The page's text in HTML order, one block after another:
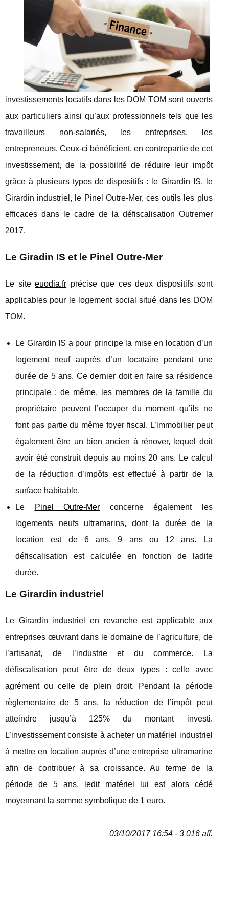
investissements locatifs dans les DOM TOM sont ouverts
aux particuliers ainsi qu’aux professionnels tels que les
travailleurs non-salariés, les entreprises, les
entrepreneurs. Ceux-ci bénéficient, en contrepartie de cet
investissement, de la possibilité de réduire leur impôt
grâce à plusieurs types de dispositifs : le Girardin IS, le
Girardin industriel, le Pinel Outre-Mer, ces outils les plus
efficaces dans le cadre de la défiscalisation Outremer
2017.
Le Giradin IS et le Pinel Outre-Mer
Le siteeuodia.fr précise que ces deux dispositifs sont
applicables pour le logement social situé dans les DOM
TOM.
Le Girardin IS a pour principe la mise en location d’un
logement neuf auprès d’un locataire pendant une
durée de 5 ans. Ce dernier doit en faire sa résidence
principale ; de même, les membres de la famille du
propriétaire peuvent l’occuper du moment qu’ils ne
font pas partie du même foyer fiscal. L’immobilier peut
également être un bien ancien à rénover, lequel doit
avoir été construit depuis au moins 20 ans. Le calcul
de la réduction d’impôts est effectué à partir de la
surface habitable.
Le
Pinel Outre-Mer concerne également les
logements neufs ultramarins, dont la durée de la
location est de 6 ans, 9 ans ou 12 ans. La
défiscalisation est calculée en fonction de ladite
durée.
Le Girardin industriel
Le Girardin industriel en revanche est applicable aux
entreprises œuvrant dans le domaine de l’agriculture, de
l’artisanat, de l’industrie et du commerce. La
défiscalisation peut être de deux types : celle avec
agrément ou celle de plein droit. Pendant la période
règlementaire de 5 ans, la réduction de l’impôt peut
atteindre jusqu’à 125% du montant investi.
L’investissement consiste à acheter un matériel industriel
à mettre en location auprès d’une entreprise ultramarine
afin de contribuer à sa croissance. Au terme de la
période de 5 ans, ledit matériel lui est alors cédé
moyennant la somme symbolique de 1 euro.
03/10/2017 16:54 - 3 016 aff.